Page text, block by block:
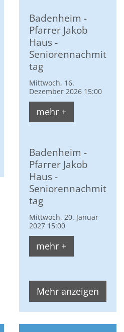
Badenheim -
Pfarrer Jakob
Haus -
Seniorennachmit
tag
Mittwoch, 16.
Dezember 2026 15:00
mehr +
Badenheim -
Pfarrer Jakob
Haus -
Seniorennachmit
tag
Mittwoch, 20. Januar
2027 15:00
mehr +
Mehr anzeigen